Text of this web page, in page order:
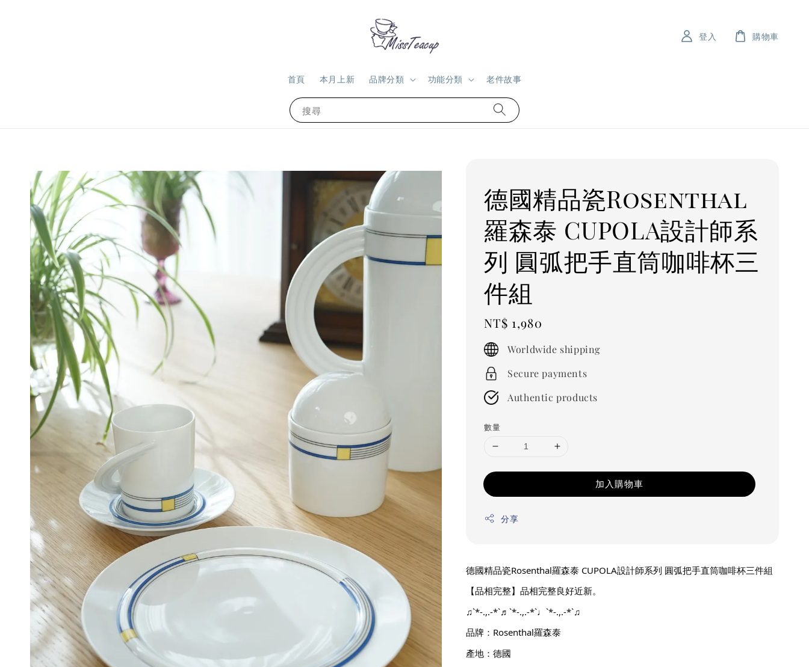
搜尋
首頁 本月上新 品牌分類 功能分類 老件故事
登入 購物車
德國精品瓷Rosenthal
羅森泰 CUPOLA設計師系
列 圓弧把手直筒咖啡杯三
件組
Regular
price
NT$ 1,980
Worldwide shipping
Secure payments
Authentic products
數量
加入購物車
分享
德國精品瓷Rosenthal羅森泰 CUPOLA設計師系列 圓弧把手直筒咖啡杯三件組
【品相完整】品相完整良好近新。
♫`*-.,.-*`♬`*-.,.-*`♩`*-.,.-*`♫
品牌：Rosenthal羅森泰
產地：德國